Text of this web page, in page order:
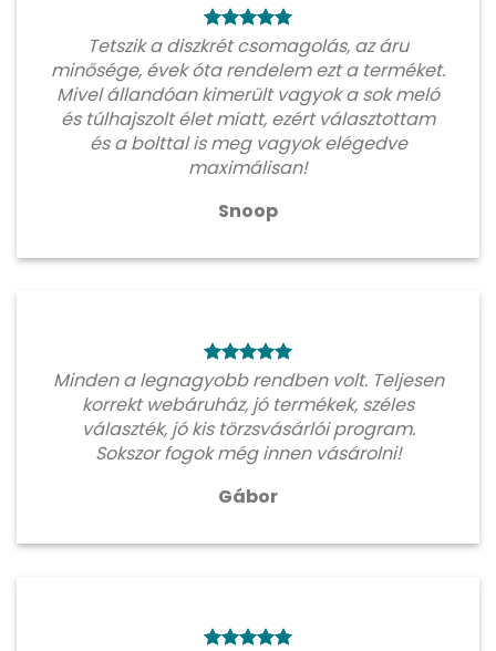
Tetszik a diszkrét csomagolás, az áru
minősége, évek óta rendelem ezt a terméket.
Mivel állandóan kimerült vagyok a sok meló
és túlhajszolt élet miatt, ezért választottam
és a bolttal is meg vagyok elégedve
maximálisan!
Snoop
Minden a legnagyobb rendben volt. Teljesen
korrekt webáruház, jó termékek, széles
választék, jó kis törzsvásárlói program.
Sokszor fogok még innen vásárolni!
Gábor